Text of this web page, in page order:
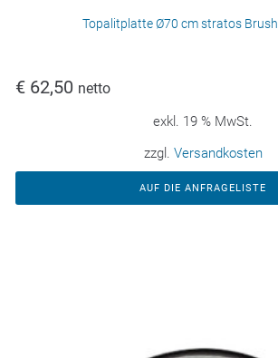
Topalitplatte Ø70 cm stratos
€ 62,50 netto
exkl. 19 % MwSt.
zzgl. Versandkosten
AUF DIE ANFRAGELISTE